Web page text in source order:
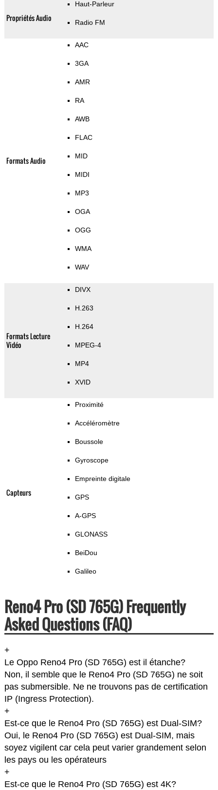
Propriétés Audio
Haut-Parleur
Radio FM
Formats Audio
AAC
3GA
AMR
RA
AWB
FLAC
MID
MIDI
MP3
OGA
OGG
WMA
WAV
Formats Lecture
Vidéo
DIVX
H.263
H.264
MPEG-4
MP4
XVID
Capteurs
Proximité
Accéléromètre
Boussole
Gyroscope
Empreinte digitale
GPS
A-GPS
GLONASS
BeiDou
Galileo
Reno4 Pro (SD 765G) Frequently
Asked Questions (FAQ)
+
Le Oppo Reno4 Pro (SD 765G) est il étanche?
Non, il semble que le Reno4 Pro (SD 765G) ne soit
pas submersible. Ne ne trouvons pas de certification
IP (Ingress Protection).
+
Est-ce que le Reno4 Pro (SD 765G) est Dual-SIM?
Oui, le Reno4 Pro (SD 765G) est Dual-SIM, mais
soyez vigilent car cela peut varier grandement selon
les pays ou les opérateurs
+
Est-ce que le Reno4 Pro (SD 765G) est 4K?